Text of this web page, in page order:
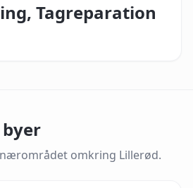
Tagreparation
omkring Lillerød.